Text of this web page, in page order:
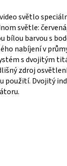
světlo
světle:
bílou barvou s
nabíjení v
s dvojitým
zdroj
použití. Dvojitý